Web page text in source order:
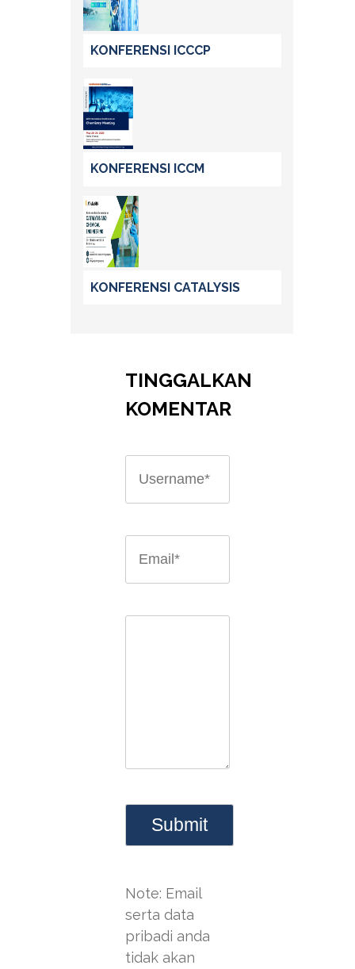
KONFERENSI ICCCP
KONFERENSI ICCM
KONFERENSI CATALYSIS
TINGGALKAN
KOMENTAR
Note: Email
serta data
pribadi anda
tidak akan